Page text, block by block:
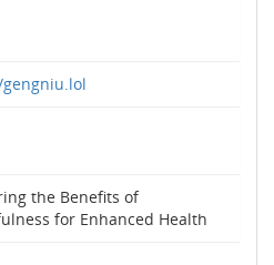
the Benefits of
for Enhanced Health